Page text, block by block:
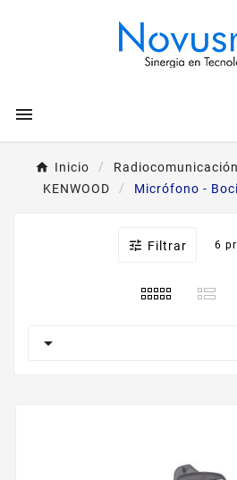

Inicio Radiocomunicación
KENWOOD
Micrófono -
 Filtrar 6
